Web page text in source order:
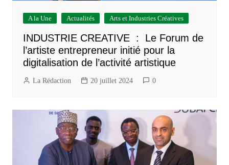
A la Une Actualités Arts et Industries Créatives
INDUSTRIE CREATIVE : Le Forum de
l’artiste entrepreneur initié pour la
digitalisation de l’activité artistique
La Rédaction 20 juillet 2024 0